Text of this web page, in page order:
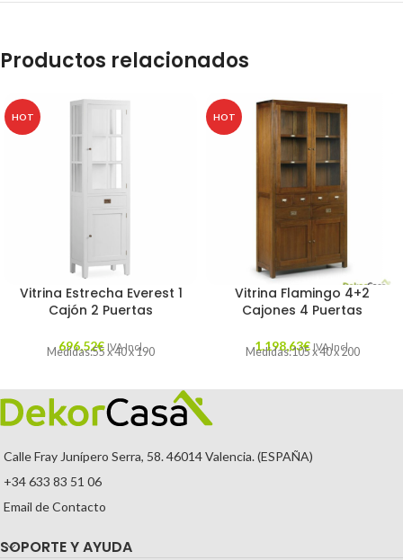
Productos relacionados
HOT
Vitrina Estrecha Everest 1
Cajón 2 Puertas
696,52€ IVA Incl.
Medidas:55 x 40 x 190
HOT
Vitrina Flamingo 4+2
Cajones 4 Puertas
1.198,63€ IVA Incl.
Medidas:105 x 40 x 200
Calle Fray Junípero Serra, 58. 46014 Valencia. (ESPAÑA)
+34 633 83 51 06
Email de Contacto
SOPORTE Y AYUDA